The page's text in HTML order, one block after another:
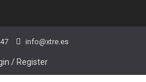
info@xtre.es
/ Register